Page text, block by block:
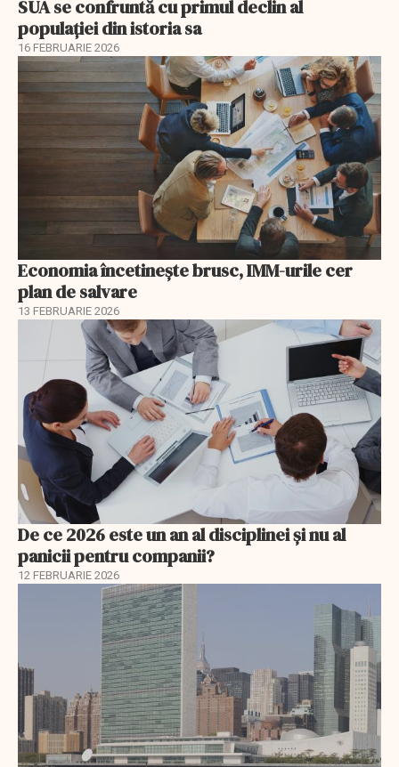
SUA se confruntă cu primul declin al
populației din istoria sa
16 FEBRUARIE 2026
Economia încetinește brusc, IMM-urile cer
plan de salvare
13 FEBRUARIE 2026
De ce 2026 este un an al disciplinei și nu al
panicii pentru companii?
12 FEBRUARIE 2026